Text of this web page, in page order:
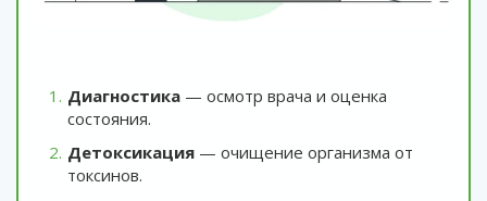
Диагностика — осмотр врача и оценка
состояния.
Детоксикация — очищение организма от
токсинов.